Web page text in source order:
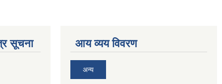
सूचना आय व्यय विवरण
अन्य